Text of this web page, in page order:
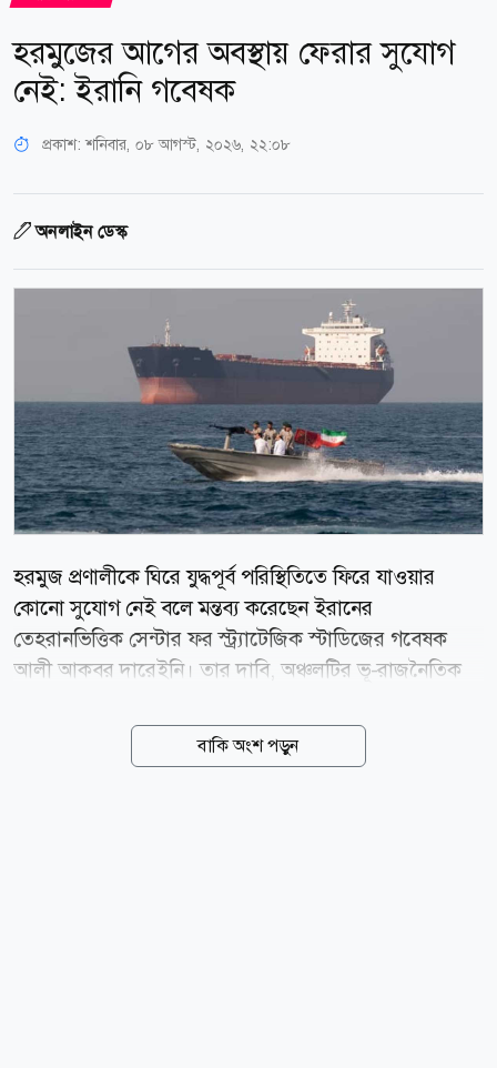
হরমুজের আগের অবস্থায় ফেরার সুযোগ
নেই: ইরানি গবেষক
প্রকাশ:শনিবার, ০৮ আগস্ট, ২০২৬, ২২:০৮
অনলাইন ডেস্ক
হরমুজ প্রণালীকে ঘিরে যুদ্ধপূর্ব পরিস্থিতিতে ফিরে যাওয়ার
কোনো সুযোগ নেই বলে মন্তব্য করেছেন ইরানের
তেহরানভিত্তিক সেন্টার ফর স্ট্র্যাটেজিক স্টাডিজের গবেষক
আলী আকবর দারেইনি। তার দাবি, অঞ্চলটির ভূ-রাজনৈতিক
সাক্ষাৎকারে দারেইনি বলেন, হরমুজ প্রণালীর ভবিষ্যৎ প্রশাসন
নিয়ে ইরান ও ওমানের মধ্যে আলোচনা চলছে এবং দুই দেশ
বাকি অংশ পড়ুন